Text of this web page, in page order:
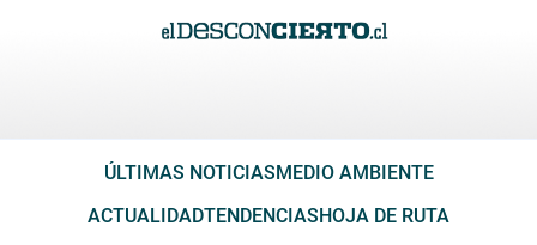
ÚLTIMAS NOTICIASMEDIO AMBIENTE
ACTUALIDADTENDENCIASHOJA DE RUTA